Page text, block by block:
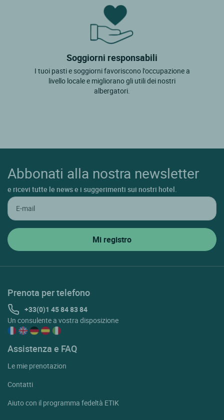
Soggiorni responsabili
I tuoi pasti e soggiorni favoriscono l'occupazione a
livello locale e migliorano gli utili dei nostri
albergatori.
Abbonati alla nostra newsletter
e ricevi tutte le news e i suggerimenti sui nostri hotel.
Prenota per telefono
+33(0)1 45 84 83 84
Un consulente a vostra disposizione
Assistenza e FAQ
Le mie prenotazion
Contatti
Aiuto con il programma fedeltà ETIK